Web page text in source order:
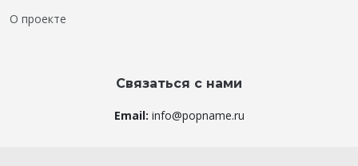
О проекте
Связаться с нами
Email: info@popname.ru